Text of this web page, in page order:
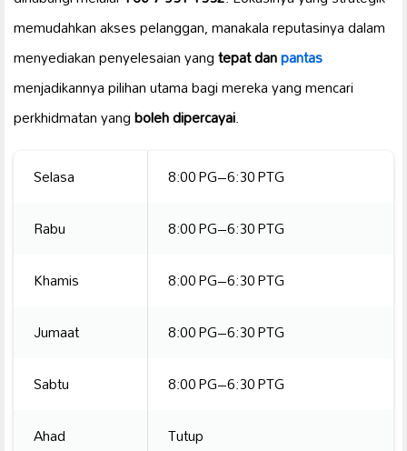
memudahkan akses pelanggan, manakala reputasinya dalam
menyediakan penyelesaian yangtepat danpantas
menjadikannya pilihan utama bagi mereka yang mencari
perkhidmatan yangboleh dipercayai.
Selasa
8:00 PG–6:30 PTG
Rabu
8:00 PG–6:30 PTG
Khamis
8:00 PG–6:30 PTG
Jumaat
8:00 PG–6:30 PTG
Sabtu
8:00 PG–6:30 PTG
Ahad
Tutup